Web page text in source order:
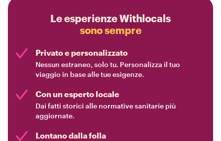
Le esperienze Withlocals
sono sempre
Privato e personalizzato
Nessun estraneo, solo tu. Personalizza il tuo
viaggio in base alle tue esigenze.
Con un esperto locale
Dai fatti storici alle normative sanitarie più
aggiornate.
Lontano dalla folla